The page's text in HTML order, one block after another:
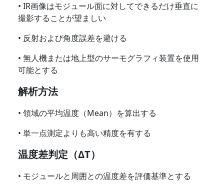
• IR画像はモジュール面に対してできるだけ垂直に
撮影することが望ましい
• 反射および角度誤差を避ける
• 無人機または地上型のサーモグラフィ装置を使用
可能とする
解析方法
• 領域の平均温度（Mean）を算出する
• 単一点測定よりも高い精度を有する
温度差判定（ΔT）
• モジュールと周囲との温度差を評価基準とする